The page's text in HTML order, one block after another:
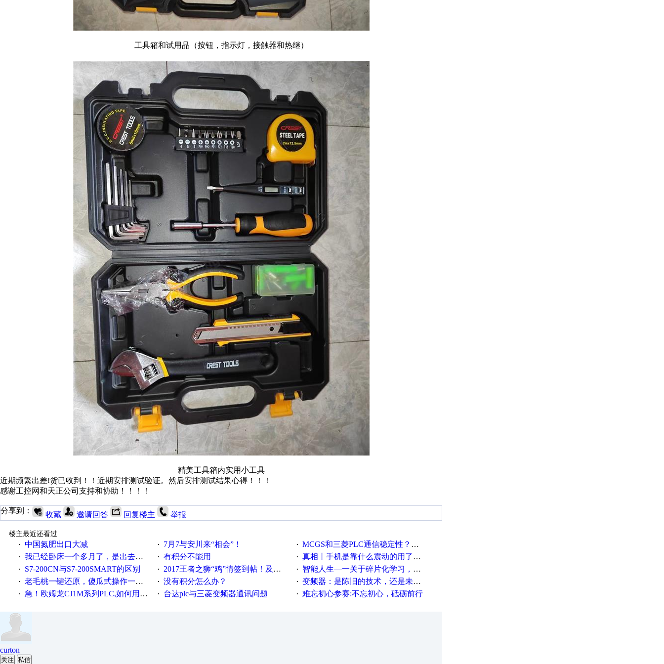
工具箱和试用品（按钮，指示灯，接触器和热继）
精美工具箱内实用小工具
近期频繁出差!货已收到！！近期安排测试验证。然后安排测试结果心得！！！
感谢工控网和天正公司支持和协助！！！！
分享到： 收藏 邀请回答 回复楼主 举报
楼主最近还看过
· 中国氮肥出口大减 · 7月7与安川来“相会”！ · MCGS和三菱PLC通信稳定性？？？
· 我已经卧床一个多月了，是出去安装机械手在高速遭遇车祸所致:大家工作都要特别注意啊 · 有积分不能用 · 真相丨手机是靠什么震动的用了这么多年才知道！
· S7-200CN与S7-200SMART的区别 · 2017王者之狮“鸡”情签到帖！及时更新在线研讨会预告 · 智能人生—一关于碎片化学习，看这一篇就够了！
· 老毛桃一键还原，傻瓜式操作一键轻松备份还原；程序为向导式安装，一键即可实现自动备份或还原系统。 · 没有积分怎么办？ · 变频器：是陈旧的技术，还是未来的幕后英雄？
· 急！欧姆龙CJ1M系列PLC,如何用时间控制变频器。要求时间在组态王中可以自由输入！拜托各位大神了！ · 台达plc与三菱变频器通讯问题 · 难忘初心参赛:不忘初心，砥砺前行
curton
关注 私信